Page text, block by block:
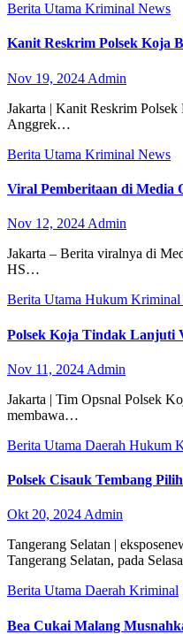
Berita Utama Kriminal News
Kanit Reskrim Polsek Koja
Nov 19, 2024 Admin
Jakarta | Kanit Reskrim
Anggrek…
Berita Utama Kriminal News
Viral Pemberitaan di Media
Nov 12, 2024 Admin
Jakarta – Berita viralnya di
HS…
Berita Utama Hukum Kriminal
Polsek Koja Tindak Lanjuti
Nov 11, 2024 Admin
Jakarta | Tim Opsnal Polsek
membawa…
Berita Utama Daerah Hukum
Polsek Cisauk Tembang
Okt 20, 2024 Admin
Tangerang Selatan |
Tangerang Selatan, pada
Berita Utama Daerah Kriminal
Bea Cukai Malang